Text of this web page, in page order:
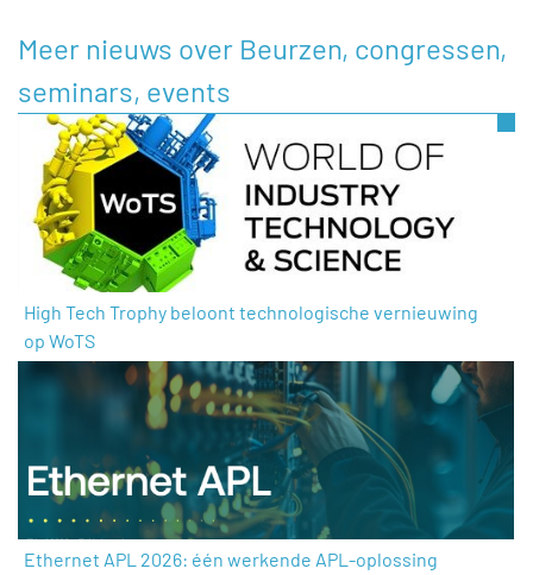
Meer nieuws over Beurzen, congressen,
seminars, events
High Tech Trophy beloont technologische vernieuwing
op WoTS
Ethernet APL 2026: één werkende APL-oplossing